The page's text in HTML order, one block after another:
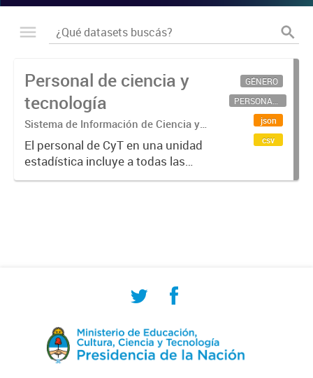
Personal de ciencia y
tecnología
Sistema de Información de Ciencia y
Tecnología Argentino (SICYTAR)
El personal de CyT en una unidad
estadística incluye a todas las
personas involucradas
GÉNERO
PERSONAL CIENTÍFICO-TECNOLÓGICO
json
csv